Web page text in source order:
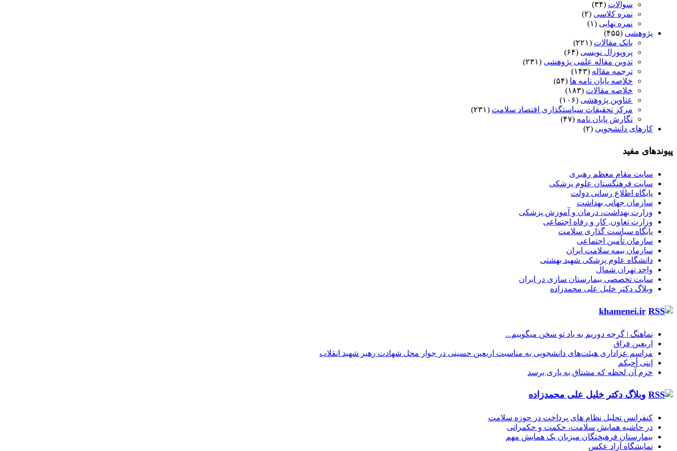
سوالات (۳۴)
نمره کلاسی (۲)
نمره نهایی (۱)
پژوهشی (۴۵۵)
بانک مقالات (۲۲۱)
پروپوزال نویسی (۶۴)
تدوین مقاله علمی پژوهشی (۲۳۱)
ترجمه مقاله (۱۴۳)
خلاصه پایان نامه ها (۵۴)
خلاصه مقالات (۱۸۳)
عناوین پژوهشی (۱۰۶)
مرکز تحقیقات سیاستگذاری اقتصاد سلامت (۲۳۱)
نگارش پایان نامه (۴۷)
کارهای دانشجویی (۲)
پیوندهای مفید
سایت مقام معظم رهبری
سایت فرهنگستان علوم پزشکی
پایگاه اطلاع رسانی دولت
سازمان جهانی بهداشت
وزارت بهداشت، درمان و آموزش پزشکی
وزارت تعاون, کار و رفاه اجتماعی
پایگاه سیاست گذاری سلامت
سازمان تأمین اجتماعی
سازمان بیمه سلامت ایران
دانشگاه علوم پزشکی شهید بهشتی
واحد تهران شمال
سایت تخصصی بیمارستان سازی در ایران
وبلاگ دکتر خلیل علی محمدزاده
khamenei.ir
نماهنگ |‌ گرچه دوریم به یاد تو سخن میگوییم...
اربعین فراق
مراسم عزاداری هیئت‌های دانشجویی به مناسبت اربعین حسینی در جوار محل شهادت رهبر شهید انقلاب
إننی أحبکم
خرم آن لحظه که مشتاق به یاری برسد
وبلاگ دکتر خلیل علی محمدزاده
کنفرانس تحلیل نظام های پرداخت در حوزه سلامت
در حاشیه همایش سلامت، حکمت و حکمرانی
بیمارستان فرهیختگان میزبان یک همایش مهم
نمایشگاه آزاد عکس